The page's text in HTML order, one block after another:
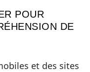
POUR
DE
et des sites